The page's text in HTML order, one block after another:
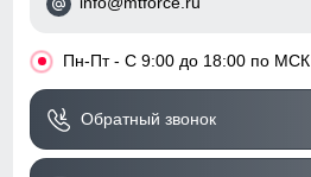
• Пн-Пт - С 9:00 до 18:00 по МСК
Обратный звонок